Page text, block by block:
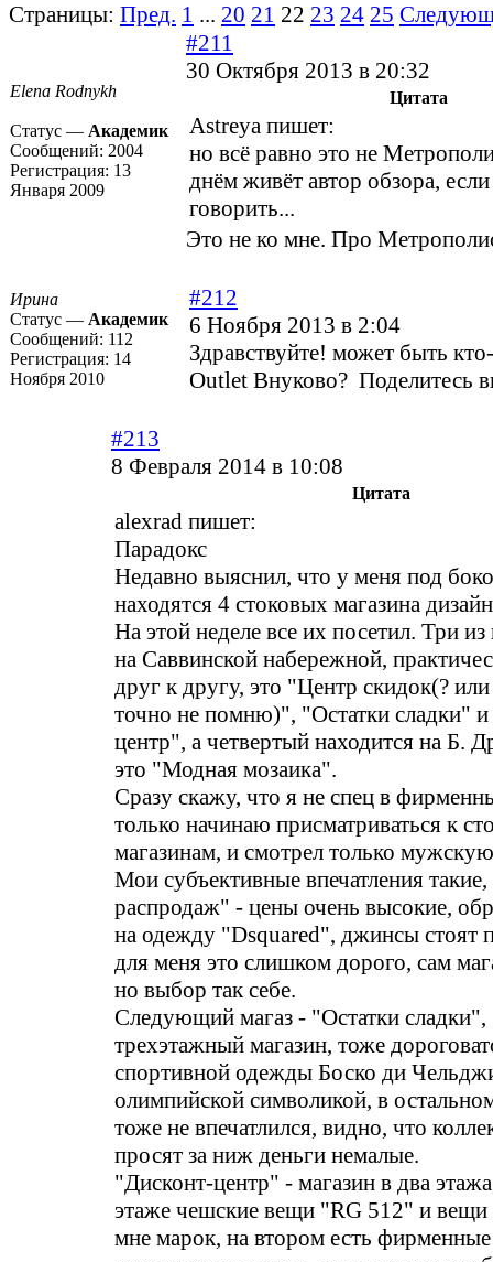
Страницы: Пред. 1 ... 20 21 22 23 24 25
Elena Rodnykh
Статус — Академик
Сообщений: 2004
Регистрация: 13
Января 2009
#211
30 Октября 2013 в 20:32
Цитата
Astreya пишет:
но всё равно это не
днём живёт автор обзора,
говорить...
Это не ко мне. Про
Ирина
Статус — Академик
Сообщений: 112
Регистрация: 14
Ноября 2010
#212
6 Ноября 2013 в 2:04
Здравствуйте! может быть
Outlet Внуково? Поделитесь
#213
8 Февраля 2014 в 10:08
Цитата
alexrad пишет:
Парадокс
Недавно выяснил, что у меня под
находятся 4 стоковых магазина
На этой неделе все их посетил. Три из
на Саввинской набережной,
друг к другу, это "Центр скидок(?
точно не помню)", "Остатки сладки"
центр", а четвертый находится на Б.
это "Модная мозаика".
Сразу скажу, что я не спец в
только начинаю присматриваться к
магазинам, и смотрел только
Мои субъективные впечатления
распродаж" - цены очень высокие,
на одежду "Dsquared", джинсы стоят
для меня это слишком дорого, сам
но выбор так себе.
Следующий магаз - "Остатки
трехэтажный магазин, тоже
спортивной одежды Боско ди
олимпийской символикой, в
тоже не впечатлился, видно, что
просят за ниж деньги немалые.
"Дисконт-центр" - магазин в два
этаже чешские вещи "RG 512" и вещи
мне марок, на втором есть фирменные